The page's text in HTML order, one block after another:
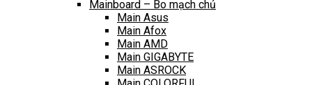
Mainboard – Bo mạch chủ
Main Asus
Main Afox
Main AMD
Main GIGABYTE
Main ASROCK